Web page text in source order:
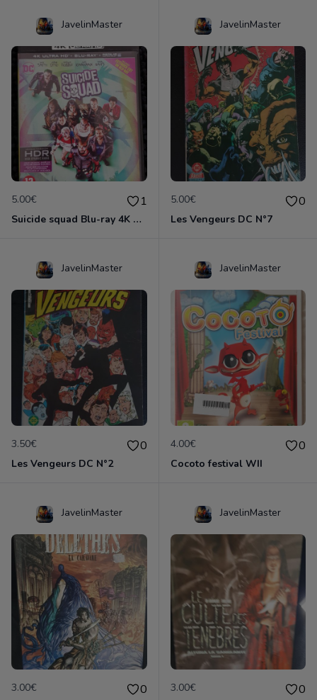
JavelinMaster
5.00€ 1
Suicide squad Blu-ray 4K ultra HD
JavelinMaster
5.00€ 0
Les Vengeurs DC N°7
JavelinMaster
3.50€ 0
Les Vengeurs DC N°2
JavelinMaster
4.00€ 0
Cocoto festival WII
JavelinMaster
3.00€ 0
JavelinMaster
3.00€ 0